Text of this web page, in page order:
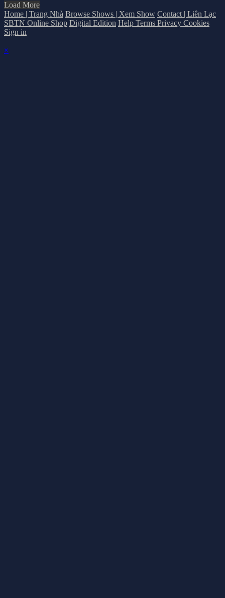
Load More
Home | Trang Nhà Browse Shows | Xem Show Contact | Liên Lạc
SBTN Online Shop Digital Edition Help Terms Privacy Cookies
Sign in
×